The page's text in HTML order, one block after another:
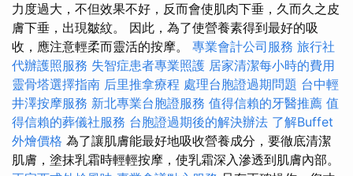
力度過大，不但效果不好，反而會使肌肉下垂，久而久之皮
膚下垂，出現皺紋。 因此，為了使營養素得到最好的吸
收，應注意輕柔而靈活的按摩。 專業會計公司服務 旅行社
代辦護照服務 失智症患者專業照護 居家清潔每小時的費用
靈骨塔選擇指南 后里推拿療程 處理台胞證過期問題 台中輕
井澤按摩服務 新北專業台胞證服務 值得信賴的牙醫推薦 值
得信賴的葬儀社服務 台胞證過期後的解決辦法 了解Buffet
外燴價格 為了讓肌膚能最好地吸收營養成分，要徹底清潔
肌膚，塗抹乳霜時輕輕按摩，使乳霜深入滲透到肌膚內部。